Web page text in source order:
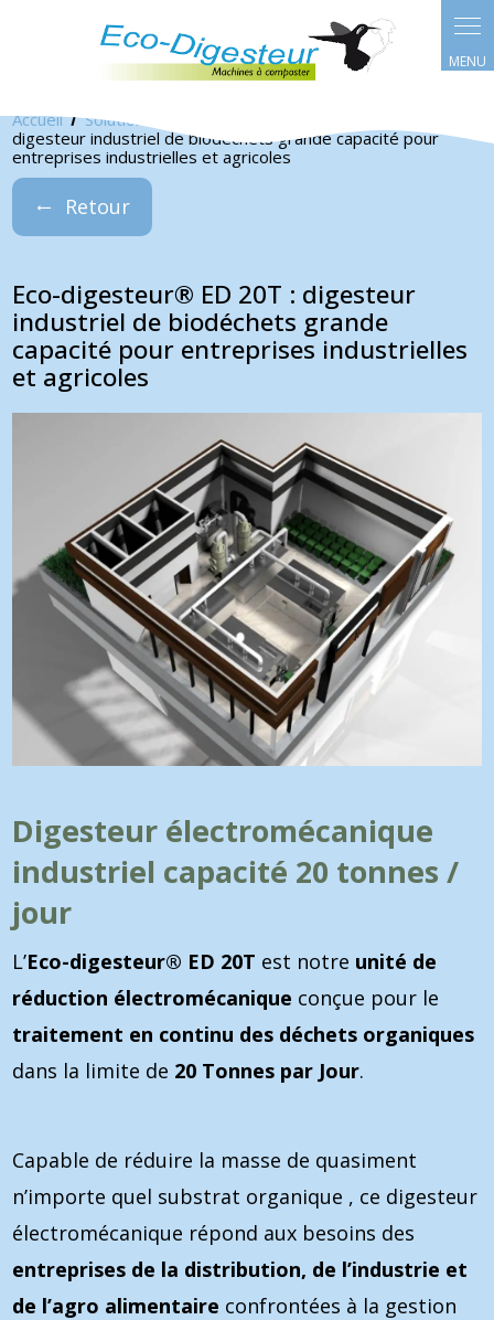
Accueil Solution éco-digesteur
digesteur industriel de biodéchets grande capacité pour
entreprises industrielles et agricoles
Retour
Eco-digesteur® ED 20T : digesteur
industriel de biodéchets grande
capacité pour entreprises industrielles
et agricoles
Digesteur électromécanique
industriel capacité 20 tonnes /
jour
L’Eco-digesteur® ED 20T est notre unité de
réduction électromécanique conçue pour le
traitement en continu des déchets organiques
dans la limite de 20 Tonnes par Jour.
Capable de réduire la masse de quasiment
n’importe quel substrat organique , ce digesteur
électromécanique répond aux besoins des
entreprises de la distribution, de l’industrie et
de l’agro alimentaire confrontées à la gestion